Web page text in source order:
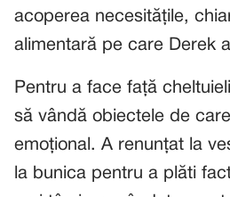
acoperea necesitățile,
alimentară pe care Derek
Pentru a face față
să vândă obiectele de
emoțional. A renunțat la
la bunica pentru a plăti